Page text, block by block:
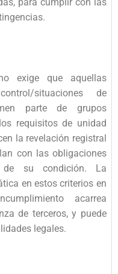
exige que aquellas
situaciones de
parte de grupos
requisitos de unidad
la revelación registral
con las obligaciones
de su condición. La
en estos criterios en
acarrea
de terceros, y puede
legales.